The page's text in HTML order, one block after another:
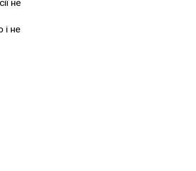
не
і не